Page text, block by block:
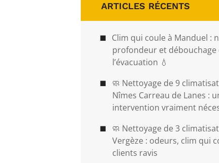
ARTICLES RÉCENTS
Clim qui coule à Manduel :
profondeur et débouchage
l’évacuation 💧
🧼 Nettoyage de 9
Nîmes Carreau de Lanes :
intervention vraiment
🧼 Nettoyage de 3
Vergèze : odeurs, clim qui
clients ravis